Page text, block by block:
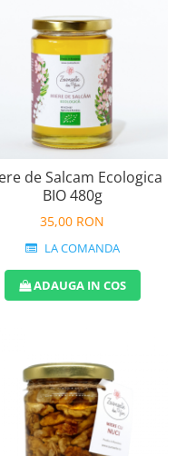
de Salcam Ecologica
BIO 480g
35,00 RON
LA COMANDA
ADAUGA IN COS